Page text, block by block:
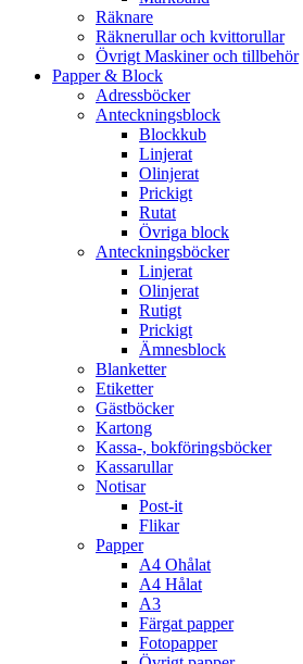
Räknare
Räknerullar och kvittorullar
Övrigt Maskiner och tillbehör
Papper & Block
Adressböcker
Anteckningsblock
Blockkub
Linjerat
Olinjerat
Prickigt
Rutat
Övriga block
Anteckningsböcker
Linjerat
Olinjerat
Rutigt
Prickigt
Ämnesblock
Blanketter
Etiketter
Gästböcker
Kartong
Kassa-, bokföringsböcker
Kassarullar
Notisar
Post-it
Flikar
Papper
A4 Ohålat
A4 Hålat
A3
Färgat papper
Fotopapper